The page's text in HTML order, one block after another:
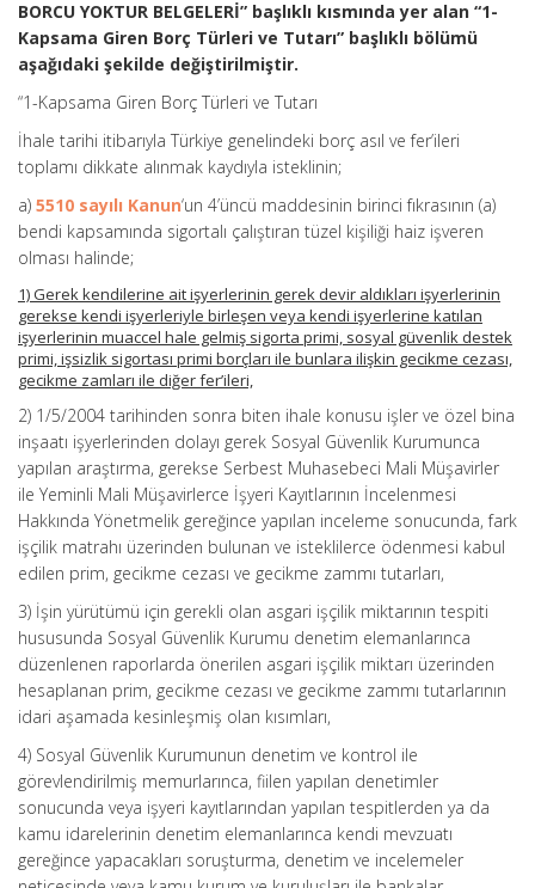
BORCU YOKTUR BELGELERİ” başlıklı kısmında yer alan “1-
Kapsama Giren Borç Türleri ve Tutarı” başlıklı bölümü
aşağıdaki şekilde değiştirilmiştir.
“1-Kapsama Giren Borç Türleri ve Tutarı
İhale tarihi itibarıyla Türkiye genelindeki borç asıl ve fer’ileri
toplamı dikkate alınmak kaydıyla isteklinin;
a) 5510 sayılı Kanun‘un 4’üncü maddesinin birinci fıkrasının (a)
bendi kapsamında sigortalı çalıştıran tüzel kişiliği haiz işveren
olması halinde;
1) Gerek kendilerine ait işyerlerinin gerek devir aldıkları işyerlerinin
gerekse kendi işyerleriyle birleşen veya kendi işyerlerine katılan
işyerlerinin muaccel hale gelmiş sigorta primi, sosyal güvenlik destek
primi, işsizlik sigortası primi borçları ile bunlara ilişkin gecikme cezası,
gecikme zamları ile diğer fer’ileri,
2) 1/5/2004 tarihinden sonra biten ihale konusu işler ve özel bina
inşaatı işyerlerinden dolayı gerek Sosyal Güvenlik Kurumunca
yapılan araştırma, gerekse Serbest Muhasebeci Mali Müşavirler
ile Yeminli Mali Müşavirlerce İşyeri Kayıtlarının İncelenmesi
Hakkında Yönetmelik gereğince yapılan inceleme sonucunda, fark
işçilik matrahı üzerinden bulunan ve isteklilerce ödenmesi kabul
edilen prim, gecikme cezası ve gecikme zammı tutarları,
3) İşin yürütümü için gerekli olan asgari işçilik miktarının tespiti
hususunda Sosyal Güvenlik Kurumu denetim elemanlarınca
düzenlenen raporlarda önerilen asgari işçilik miktarı üzerinden
hesaplanan prim, gecikme cezası ve gecikme zammı tutarlarının
idari aşamada kesinleşmiş olan kısımları,
4) Sosyal Güvenlik Kurumunun denetim ve kontrol ile
görevlendirilmiş memurlarınca, fiilen yapılan denetimler
sonucunda veya işyeri kayıtlarından yapılan tespitlerden ya da
kamu idarelerinin denetim elemanlarınca kendi mevzuatı
gereğince yapacakları soruşturma, denetim ve incelemeler